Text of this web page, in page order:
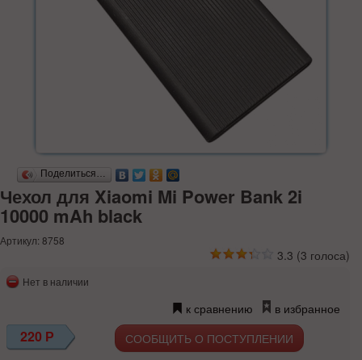
Поделиться…
Чехол для Xiaomi Mi Power Bank 2i
10000 mAh black
Артикул: 8758
3.3 (3 голоса)
Нет в наличии
к сравнению в избранное
220 Р СООБЩИТЬ О ПОСТУПЛЕНИИ